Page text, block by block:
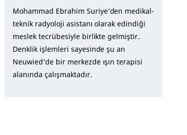
Mohammad Ebrahim Suriye’den medikal-
teknik radyoloji asistanı olarak edindiği
meslek tecrübesiyle birlikte gelmiştir.
Denklik işlemleri sayesinde şu an
Neuwied’de bir merkezde ışın terapisi
alanında çalışmaktadır.